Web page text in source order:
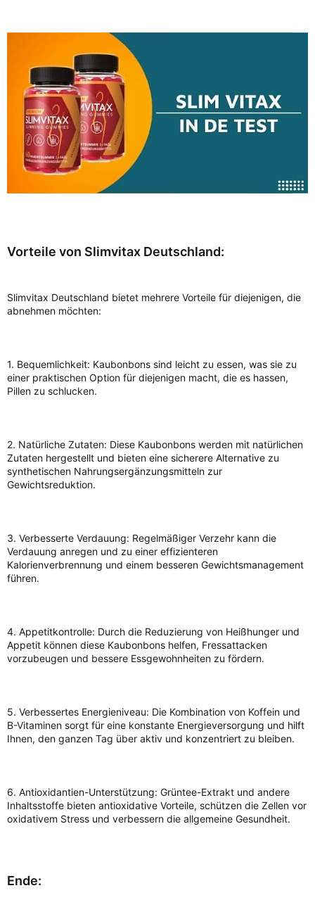
Vorteile von Slimvitax Deutschland:
Slimvitax Deutschland bietet mehrere Vorteile für diejenigen, die
abnehmen möchten:
1. Bequemlichkeit: Kaubonbons sind leicht zu essen, was sie zu
einer praktischen Option für diejenigen macht, die es hassen,
Pillen zu schlucken.
2. Natürliche Zutaten: Diese Kaubonbons werden mit natürlichen
Zutaten hergestellt und bieten eine sicherere Alternative zu
synthetischen Nahrungsergänzungsmitteln zur
Gewichtsreduktion.
3. Verbesserte Verdauung: Regelmäßiger Verzehr kann die
Verdauung anregen und zu einer effizienteren
Kalorienverbrennung und einem besseren Gewichtsmanagement
führen.
4. Appetitkontrolle: Durch die Reduzierung von Heißhunger und
Appetit können diese Kaubonbons helfen, Fressattacken
vorzubeugen und bessere Essgewohnheiten zu fördern.
5. Verbessertes Energieniveau: Die Kombination von Koffein und
B-Vitaminen sorgt für eine konstante Energieversorgung und hilft
Ihnen, den ganzen Tag über aktiv und konzentriert zu bleiben.
6. Antioxidantien-Unterstützung: Grüntee-Extrakt und andere
Inhaltsstoffe bieten antioxidative Vorteile, schützen die Zellen vor
oxidativem Stress und verbessern die allgemeine Gesundheit.
Ende: